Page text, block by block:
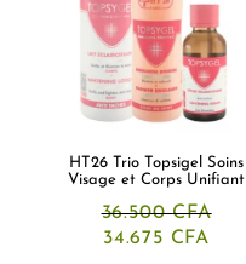
HT26 Trio Topsigel Soins
Visage et Corps Unifiant
36.500CFA
Le
34.675 CFA